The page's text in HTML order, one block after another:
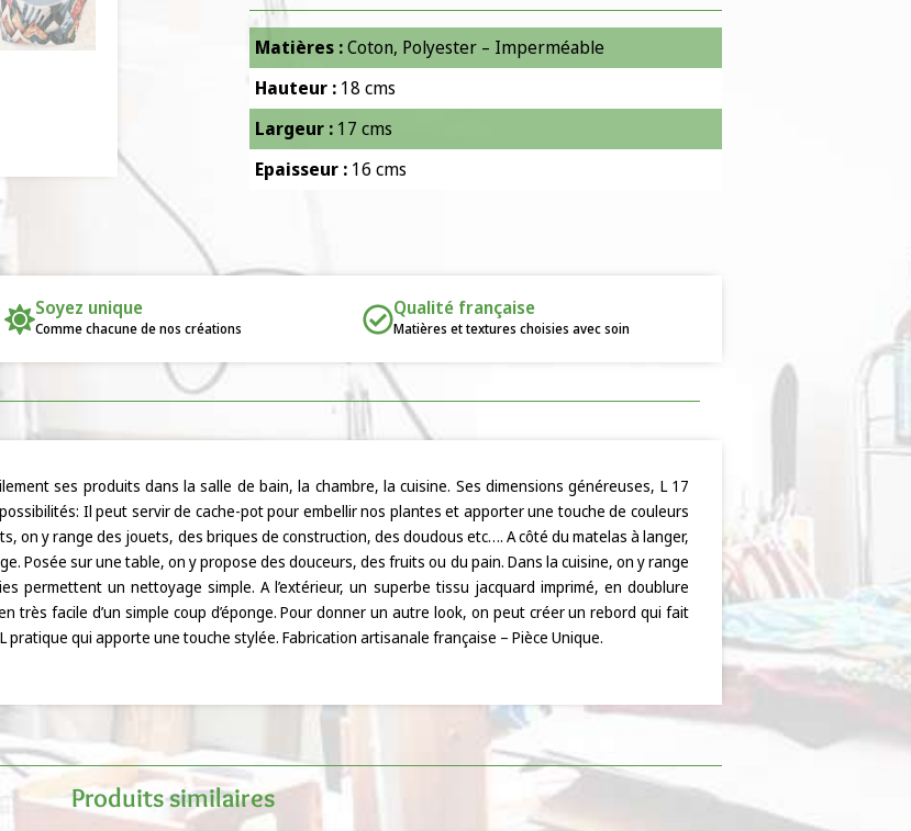
Matières :Coton, Polyester – Imperméable
Hauteur : 18 cms
Largeur : 17 cms
Epaisseur : 16 cms
Soyez unique
Comme chacune de nos créations
Qualité française
Matières et textures choisies avec soin
ses produits dans la salle de bain, la chambre, la cuisine. Ses dimensions généreuses, L 17
Il peut servir de cache-pot pour embellir nos plantes et apporter une touche de couleurs
on y range des jouets, des briques de construction, des doudous etc…. A côté du matelas à langer,
Posée sur une table, on y propose des douceurs, des fruits ou du pain. Dans la cuisine, on y range
permettent un nettoyage simple. A l’extérieur, un superbe tissu jacquard imprimé, en doublure
très facile d’un simple coup d’éponge. Pour donner un autre look, on peut créer un rebord qui fait
qui apporte une touche stylée. Fabrication artisanale française – Pièce Unique.
Produits similaires